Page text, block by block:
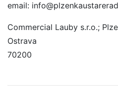
email:
Commercial Lauby s.r.o.;
Ostrava
70200